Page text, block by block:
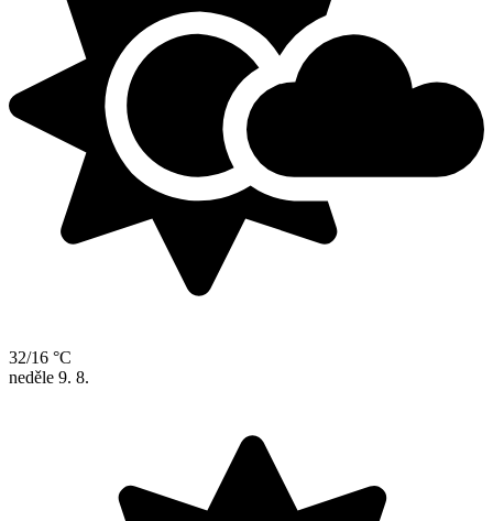
32/16 °C
neděle 9. 8.